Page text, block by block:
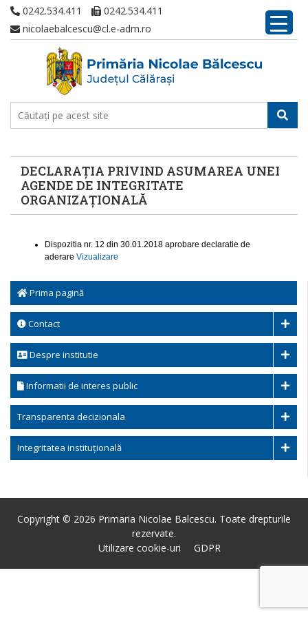
0242.534.411
0242.534.411
nicolaebalcescu@cl.e-adm.ro
DECLARAȚIA PRIVIND ASUMAREA UNEI
AGENDE DE INTEGRITATE
ORGANIZAȚIONALĂ
Prima pagină
Contact
Despre institutie
Informatii de interes public
Transparenta decizionala
Integritatea instituțională
Dispozitia nr. 12 din 30.01.2018 aprobare declaratie de
aderare Vizualizare
Copyright © 2026 Primaria Nicolae Balcescu. Toate drepturile
rezervate.
Utilizare cookie-uri
GDPR